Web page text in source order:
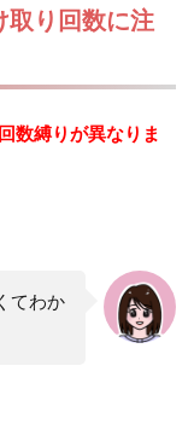
取り回数に注
数縛りが異なりま
てわか